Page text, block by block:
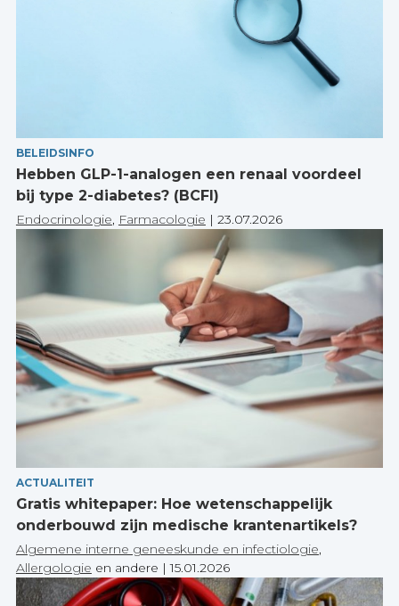
BELEIDSINFO
Hebben GLP-1-analogen een renaal voordeel
bij type 2-diabetes? (BCFI)
Endocrinologie, Farmacologie | 23.07.2026
ACTUALITEIT
Gratis whitepaper: Hoe wetenschappelijk
onderbouwd zijn medische krantenartikels?
Algemene interne geneeskunde en infectiologie,
Allergologie en andere |15.01.2026